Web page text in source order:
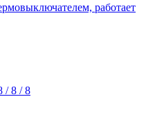
работает
/ 8 / 8